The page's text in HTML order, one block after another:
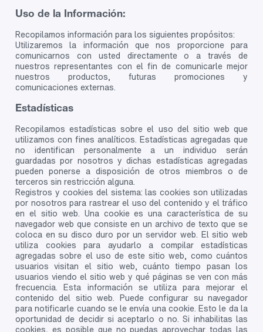
Uso de la Información:
Recopilamos información para los siguientes propósitos:
Utilizaremos la información que nos proporcione para
comunicarnos con usted directamente o a través de
nuestros representantes con el fin de comunicarle mejor
nuestros productos, futuras promociones y
comunicaciones externas.
Estadísticas
Recopilamos estadísticas sobre el uso del sitio web que
utilizamos con fines analíticos. Estadísticas agregadas que
no identifican personalmente a un individuo serán
guardadas por nosotros y dichas estadísticas agregadas
pueden ponerse a disposición de otros miembros o de
terceros sin restricción alguna.
Registros y cookies del sistema: las cookies son utilizadas
por nosotros para rastrear el uso del contenido y el tráfico
en el sitio web. Una cookie es una característica de su
navegador web que consiste en un archivo de texto que se
coloca en su disco duro por un servidor web. El sitio web
utiliza cookies para ayudarlo a compilar estadísticas
agregadas sobre el uso de este sitio web, como cuántos
usuarios visitan el sitio web, cuánto tiempo pasan los
usuarios viendo el sitio web y qué páginas se ven con más
frecuencia. Esta información se utiliza para mejorar el
contenido del sitio web. Puede configurar su navegador
para notificarle cuando se le envía una cookie. Esto le da la
oportunidad de decidir si aceptarlo o no. Si inhabilitas las
cookies, es posible que no puedas aprovechar todas las